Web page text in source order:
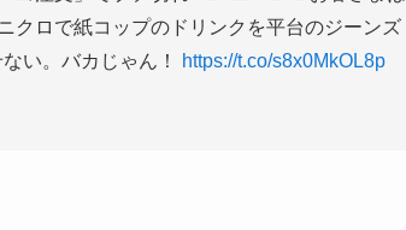
クロで紙コップのドリンクを平台のジーンズ
い。バカじゃん！
https://t.co/s8x0MkOL8p